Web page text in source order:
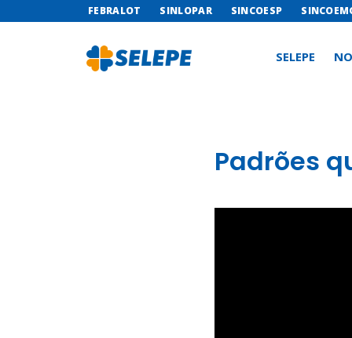
FEBRALOT SINLOPAR SINCOESP
SELEPE
Padrões